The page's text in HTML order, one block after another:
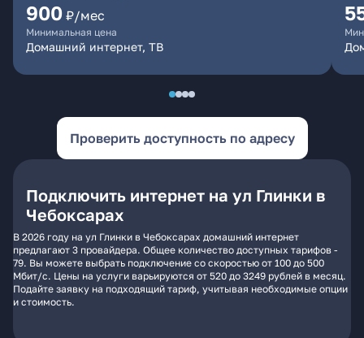
900 ₽/мес
Минимальная цена
Домашний интернет, ТВ
Проверить доступность по адресу
Подключить интернет на ул Глинки в
Чебоксарах
В 2026 году на ул Глинки в Чебоксарах домашний интернет
предлагают 3 провайдера. Общее количество доступных тарифов -
79. Вы можете выбрать подключение со скоростью от 100 до 500
Мбит/с. Цены на услуги варьируются от 520 до 3249 рублей в месяц.
Подайте заявку на подходящий тариф, учитывая необходимые опции
и стоимость.